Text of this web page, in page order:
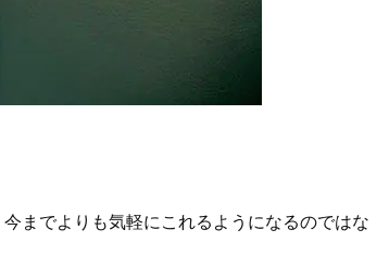
までよりも気軽にこれるようになるのではな